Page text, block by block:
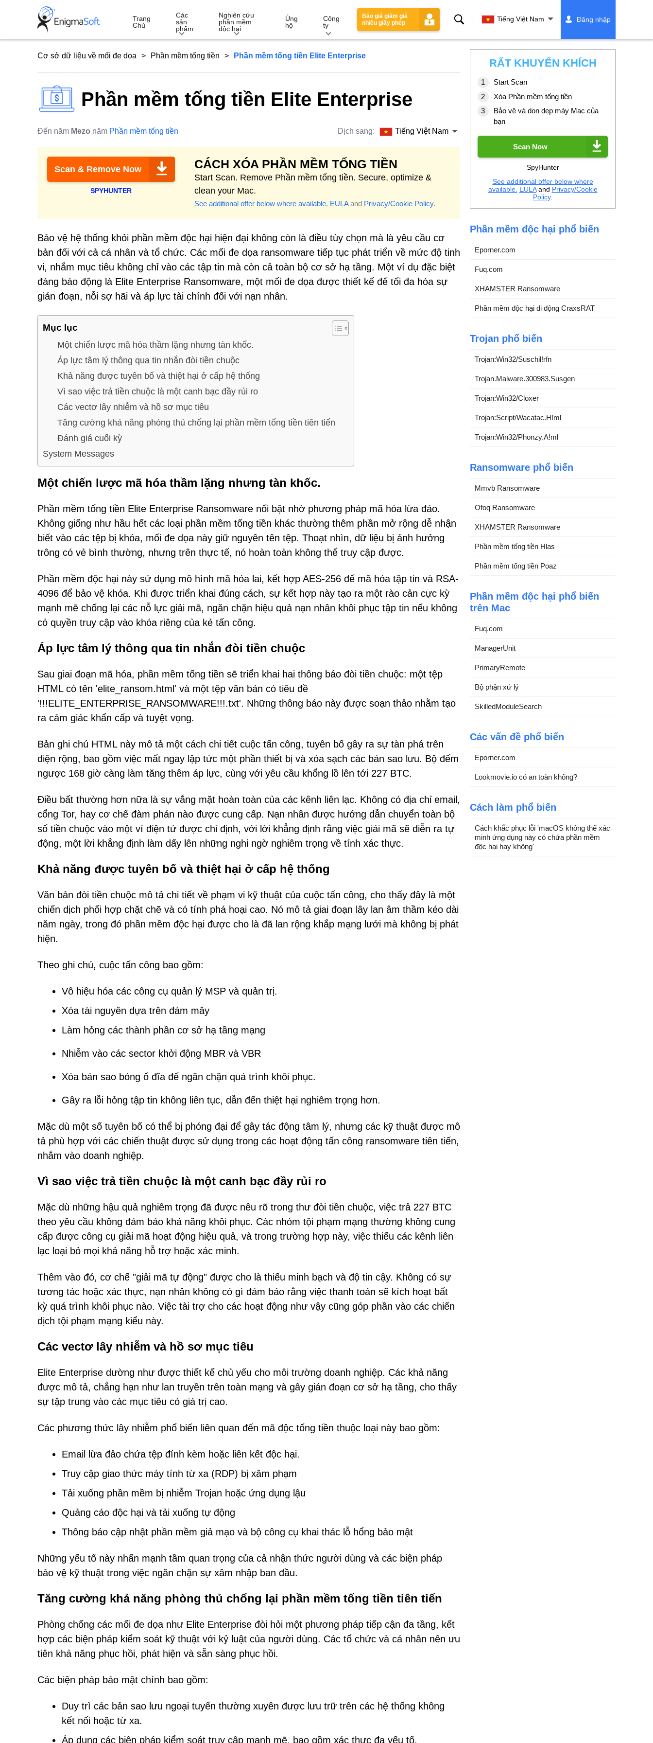
Trang
Chủ
Các
sản
phẩm
Nghiên cứu
phần mềm
độc hại
Ủng
hộ
Công
ty
Báo giá giảm giá
nhiều giấy phép
Tìm
kiếm
Tiếng Việt Nam Đăng nhập
Cơ sở dữ liệu về mối đe dọa Phần mềm tống tiền Phần mềm tống tiền Elite Enterprise
Phần mềm tống tiền Elite Enterprise
Đến năm Mezo năm Phần mềm tống tiền Dịch sang: Tiếng Việt Nam
Scan & Remove Now
SPYHUNTER
CÁCH XÓA PHẦN MỀM TỐNG TIỀN
Start Scan. Remove Phần mềm tống tiền. Secure, optimize &
clean your Mac.
See additional offer below where available. EULAand Privacy/Cookie Policy.
Bảo vệ hệ thống khỏi phần mềm độc hại hiện đại không còn là điều tùy chọn mà là yêu cầu cơ
bản đối với cả cá nhân và tổ chức. Các mối đe dọa ransomware tiếp tục phát triển về mức độ tinh
vi, nhắm mục tiêu không chỉ vào các tập tin mà còn cả toàn bộ cơ sở hạ tầng. Một ví dụ đặc biệt
đáng báo động là Elite Enterprise Ransomware, một mối đe dọa được thiết kế để tối đa hóa sự
gián đoạn, nỗi sợ hãi và áp lực tài chính đối với nạn nhân.
Mục lục
Một chiến lược mã hóa thầm lặng nhưng tàn khốc.
Áp lực tâm lý thông qua tin nhắn đòi tiền chuộc
Khả năng được tuyên bố và thiệt hại ở cấp hệ thống
Vì sao việc trả tiền chuộc là một canh bạc đầy rủi ro
Các vectơ lây nhiễm và hồ sơ mục tiêu
Tăng cường khả năng phòng thủ chống lại phần mềm tống tiền tiên tiến
Đánh giá cuối kỳ
System Messages
Một chiến lược mã hóa thầm lặng nhưng tàn khốc.
Phần mềm tống tiền Elite Enterprise Ransomware nổi bật nhờ phương pháp mã hóa lừa đảo.
Không giống như hầu hết các loại phần mềm tống tiền khác thường thêm phần mở rộng dễ nhận
biết vào các tệp bị khóa, mối đe dọa này giữ nguyên tên tệp. Thoạt nhìn, dữ liệu bị ảnh hưởng
trông có vẻ bình thường, nhưng trên thực tế, nó hoàn toàn không thể truy cập được.
Phần mềm độc hại này sử dụng mô hình mã hóa lai, kết hợp AES-256 để mã hóa tập tin và RSA-
4096 để bảo vệ khóa. Khi được triển khai đúng cách, sự kết hợp này tạo ra một rào cản cực kỳ
mạnh mẽ chống lại các nỗ lực giải mã, ngăn chặn hiệu quả nạn nhân khôi phục tập tin nếu không
có quyền truy cập vào khóa riêng của kẻ tấn công.
Áp lực tâm lý thông qua tin nhắn đòi tiền chuộc
Sau giai đoạn mã hóa, phần mềm tống tiền sẽ triển khai hai thông báo đòi tiền chuộc: một tệp
HTML có tên 'elite_ransom.html' và một tệp văn bản có tiêu đề
'!!!ELITE_ENTERPRISE_RANSOMWARE!!!.txt'. Những thông báo này được soạn thảo nhằm tạo
ra cảm giác khẩn cấp và tuyệt vọng.
Bản ghi chú HTML này mô tả một cách chi tiết cuộc tấn công, tuyên bố gây ra sự tàn phá trên
diện rộng, bao gồm việc mất ngay lập tức một phần thiết bị và xóa sạch các bản sao lưu. Bộ đếm
ngược 168 giờ càng làm tăng thêm áp lực, cùng với yêu cầu khổng lồ lên tới 227 BTC.
Điều bất thường hơn nữa là sự vắng mặt hoàn toàn của các kênh liên lạc. Không có địa chỉ email,
cổng Tor, hay cơ chế đàm phán nào được cung cấp. Nạn nhân được hướng dẫn chuyển toàn bộ
số tiền chuộc vào một ví điện tử được chỉ định, với lời khẳng định rằng việc giải mã sẽ diễn ra tự
động, một lời khẳng định làm dấy lên những nghi ngờ nghiêm trọng về tính xác thực.
Khả năng được tuyên bố và thiệt hại ở cấp hệ thống
Văn bản đòi tiền chuộc mô tả chi tiết về phạm vi kỹ thuật của cuộc tấn công, cho thấy đây là một
chiến dịch phối hợp chặt chẽ và có tính phá hoại cao. Nó mô tả giai đoạn lây lan âm thầm kéo dài
năm ngày, trong đó phần mềm độc hại được cho là đã lan rộng khắp mạng lưới mà không bị phát
hiện.
Theo ghi chú, cuộc tấn công bao gồm:
Vô hiệu hóa các công cụ quản lý MSP và quản trị.
Xóa tài nguyên dựa trên đám mây
Làm hỏng các thành phần cơ sở hạ tầng mạng
Nhiễm vào các sector khởi động MBR và VBR
Xóa bản sao bóng ổ đĩa để ngăn chặn quá trình khôi phục.
Gây ra lỗi hỏng tập tin không liên tục, dẫn đến thiệt hại nghiêm trọng hơn.
Mặc dù một số tuyên bố có thể bị phóng đại để gây tác động tâm lý, nhưng các kỹ thuật được mô
tả phù hợp với các chiến thuật được sử dụng trong các hoạt động tấn công ransomware tiên tiến,
nhắm vào doanh nghiệp.
Vì sao việc trả tiền chuộc là một canh bạc đầy rủi ro
Mặc dù những hậu quả nghiêm trọng đã được nêu rõ trong thư đòi tiền chuộc, việc trả 227 BTC
theo yêu cầu không đảm bảo khả năng khôi phục. Các nhóm tội phạm mạng thường không cung
cấp được công cụ giải mã hoạt động hiệu quả, và trong trường hợp này, việc thiếu các kênh liên
lạc loại bỏ mọi khả năng hỗ trợ hoặc xác minh.
Thêm vào đó, cơ chế "giải mã tự động" được cho là thiếu minh bạch và độ tin cậy. Không có sự
tương tác hoặc xác thực, nạn nhân không có gì đảm bảo rằng việc thanh toán sẽ kích hoạt bất
kỳ quá trình khôi phục nào. Việc tài trợ cho các hoạt động như vậy cũng góp phần vào các chiến
dịch tội phạm mạng kiểu này.
Các vectơ lây nhiễm và hồ sơ mục tiêu
Elite Enterprise dường như được thiết kế chủ yếu cho môi trường doanh nghiệp. Các khả năng
được mô tả, chẳng hạn như lan truyền trên toàn mạng và gây gián đoạn cơ sở hạ tầng, cho thấy
sự tập trung vào các mục tiêu có giá trị cao.
Các phương thức lây nhiễm phổ biến liên quan đến mã độc tống tiền thuộc loại này bao gồm:
Email lừa đảo chứa tệp đính kèm hoặc liên kết độc hại.
Truy cập giao thức máy tính từ xa (RDP) bị xâm phạm
Tải xuống phần mềm bị nhiễm Trojan hoặc ứng dụng lậu
Quảng cáo độc hại và tải xuống tự động
Thông báo cập nhật phần mềm giả mạo và bộ công cụ khai thác lỗ hổng bảo mật
Những yếu tố này nhấn mạnh tầm quan trọng của cả nhận thức người dùng và các biện pháp
bảo vệ kỹ thuật trong việc ngăn chặn sự xâm nhập ban đầu.
Tăng cường khả năng phòng thủ chống lại phần mềm tống tiền tiên tiến
Phòng chống các mối đe dọa như Elite Enterprise đòi hỏi một phương pháp tiếp cận đa tầng, kết
hợp các biện pháp kiểm soát kỹ thuật với kỷ luật của người dùng. Các tổ chức và cá nhân nên ưu
tiên khả năng phục hồi, phát hiện và sẵn sàng phục hồi.
Các biện pháp bảo mật chính bao gồm:
Duy trì các bản sao lưu ngoại tuyến thường xuyên được lưu trữ trên các hệ thống không
kết nối hoặc từ xa.
Áp dụng các biện pháp kiểm soát truy cập mạnh mẽ, bao gồm xác thực đa yếu tố.
RẤT KHUYẾN KHÍCH
Start Scan
Xóa Phần mềm tống tiền
Bảo vệ và dọn dẹp máy Mac của
bạn
Scan Now
SpyHunter
See additional offer below where
available. EULAand Privacy/Cookie
Policy.
Phần mềm độc hại phổ biến
Eporner.com
Fuq.com
XHAMSTER Ransomware
Phần mềm độc hại di động CraxsRAT
Trojan phổ biến
Trojan:Win32/Suschil!rfn
Trojan.Malware.300983.Susgen
Trojan:Win32/Cloxer
Trojan:Script/Wacatac.H!ml
Trojan:Win32/Phonzy.A!ml
Ransomware phổ biến
Mmvb Ransomware
Ofoq Ransomware
XHAMSTER Ransomware
Phần mềm tống tiền Hlas
Phần mềm tống tiền Poaz
Phần mềm độc hại phổ biến
trên Mac
Fuq.com
ManagerUnit
PrimaryRemote
Bộ phận xử lý
SkilledModuleSearch
Các vấn đề phổ biến
Eporner.com
Lookmovie.io có an toàn không?
Cách làm phổ biến
Cách khắc phục lỗi 'macOS không thể xác
minh ứng dụng này có chứa phần mềm
độc hại hay không'